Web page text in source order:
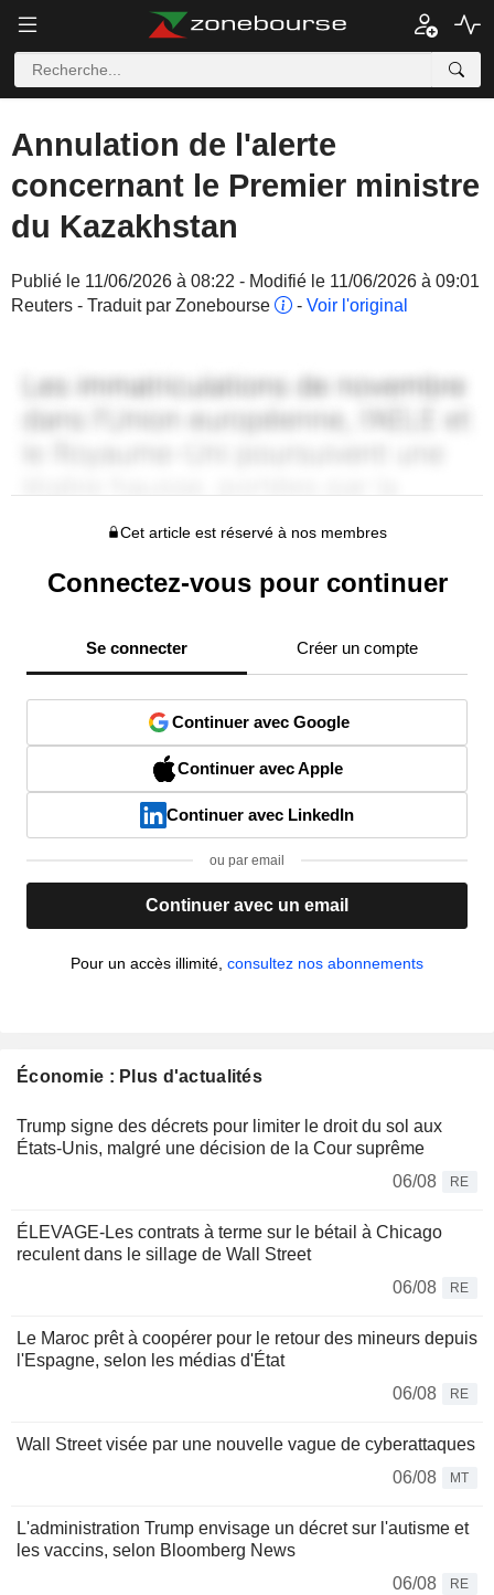
Annulation de l'alerte
concernant le Premier ministre
du Kazakhstan
Publié le 11/06/2026 à 08:22 - Modifié le 11/06/2026 à 09:01
Reuters - Traduit par Zonebourse
- Voir l'original
Cet article est réservé à nos membres
Connectez-vous pour continuer
Se connecter Créer un compte
Continuer avec Google
Continuer avec Apple
Continuer avec LinkedIn
ou par email
Continuer avec un email
Pour un accès illimité, consultez nos abonnements
Économie : Plus d'actualités
Trump signe des décrets pour limiter le droit du sol aux
États-Unis, malgré une décision de la Cour suprême
06/08
RE
ÉLEVAGE-Les contrats à terme sur le bétail à Chicago
reculent dans le sillage de Wall Street
06/08
RE
Le Maroc prêt à coopérer pour le retour des mineurs depuis
l'Espagne, selon les médias d'État
06/08
RE
Wall Street visée par une nouvelle vague de cyberattaques
06/08
MT
L'administration Trump envisage un décret sur l'autisme et
les vaccins, selon Bloomberg News
06/08
RE